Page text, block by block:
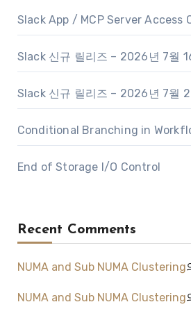
Slack App / MCP Server Access
Slack 신규 릴리즈 – 2026년 7월
Slack 신규 릴리즈 – 2026년 7월 2
Conditional Branching in
End of Storage I/O Control
Recent Comments
NUMA and Sub NUMA Clustering
NUMA and Sub NUMA Clustering